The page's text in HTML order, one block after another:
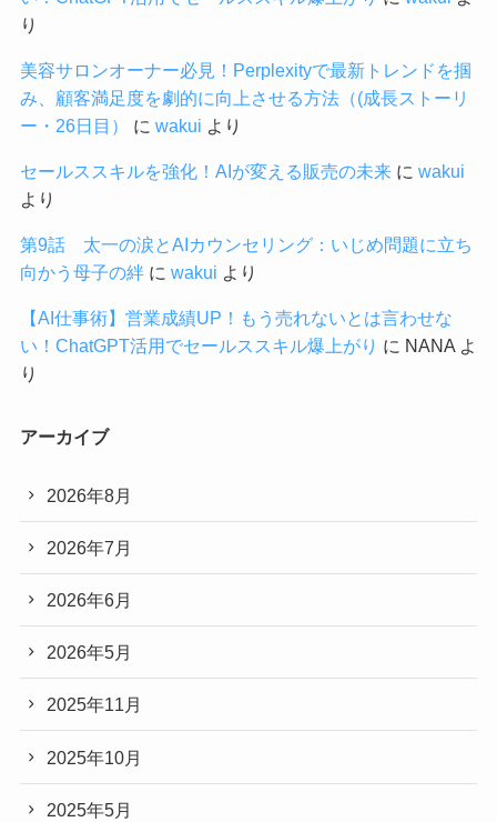
り
美容サロンオーナー必見！Perplexityで最新トレンドを掴
み、顧客満足度を劇的に向上させる方法（(成長ストーリ
ー・26日目）
に wakui より
セールススキルを強化！AIが変える販売の未来に wakui
より
第9話 太一の涙とAIカウンセリング：いじめ問題に立ち
向かう母子の絆に wakui より
【AI仕事術】営業成績UP！もう売れないとは言わせな
い！ChatGPT活用でセールススキル爆上がり に NANAよ
り
アーカイブ
2026年8月
2026年7月
2026年6月
2026年5月
2025年11月
2025年10月
2025年5月